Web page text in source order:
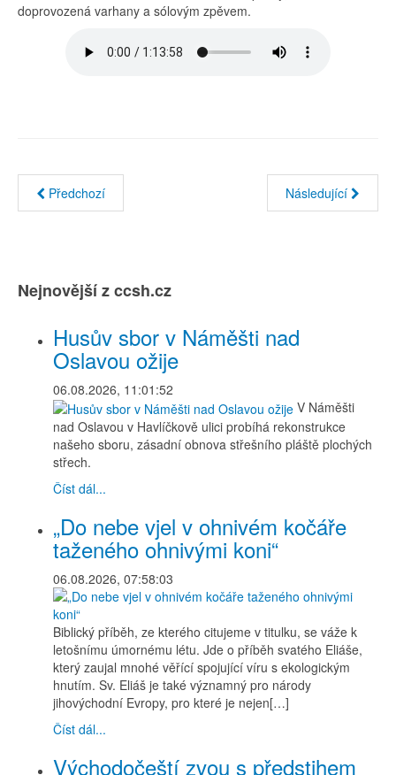
doprovozená varhany a sólovým zpěvem.
Předchozí Následující
Nejnovější z ccsh.cz
Husův sbor v Náměšti nad
Oslavou ožije
06.08.2026, 11:01:52
V Náměšti
nad Oslavou v Havlíčkově ulici probíhá rekonstrukce
našeho sboru, zásadní obnova střešního pláště plochých
střech.
Číst dál...
„Do nebe vjel v ohnivém kočáře
taženého ohnivými koni“
06.08.2026, 07:58:03
Biblický příběh, ze kterého citujeme v titulku, se váže k
letošnímu úmornému létu. Jde o příběh svatého Eliáše,
který zaujal mnohé věřící spojující víru s ekologickým
hnutím. Sv. Eliáš je také významný pro národy
jihovýchodní Evropy, pro které je nejen[…]
Číst dál...
Východočeští zvou s předstihem